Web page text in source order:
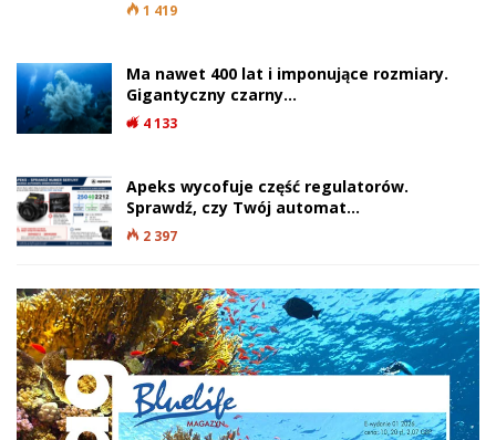
1 419
Ma nawet 400 lat i imponujące rozmiary.
Gigantyczny czarny…
4 133
Apeks wycofuje część regulatorów.
Sprawdź, czy Twój automat…
2 397